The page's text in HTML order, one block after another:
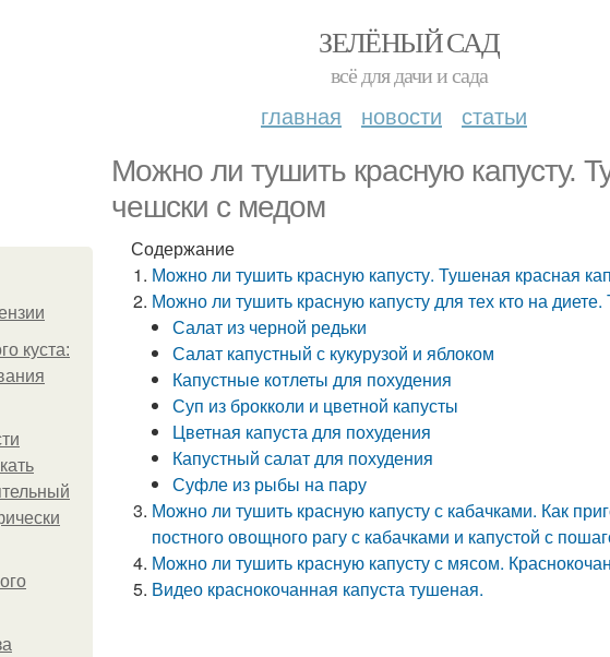
ЗЕЛЁНЫЙ САД
всё для дачи и сада
главная новости статьи
Можно ли тушить красную капусту.
чешски с медом
куста:
Содержание
Можно ли тушить красную капусту. Тушеная красная
Можно ли тушить красную капусту для тех кто на
Салат из черной редьки
Салат капустный с кукурузой и яблоком
Капустные котлеты для похудения
Суп из брокколи и цветной капусты
Цветная капуста для похудения
Капустный салат для похудения
Суфле из рыбы на пару
Можно ли тушить красную капусту с кабачками. Как
постного овощного рагу с кабачками и капустой с
Можно ли тушить красную капусту с мясом.
Видео краснокочанная капуста тушеная.